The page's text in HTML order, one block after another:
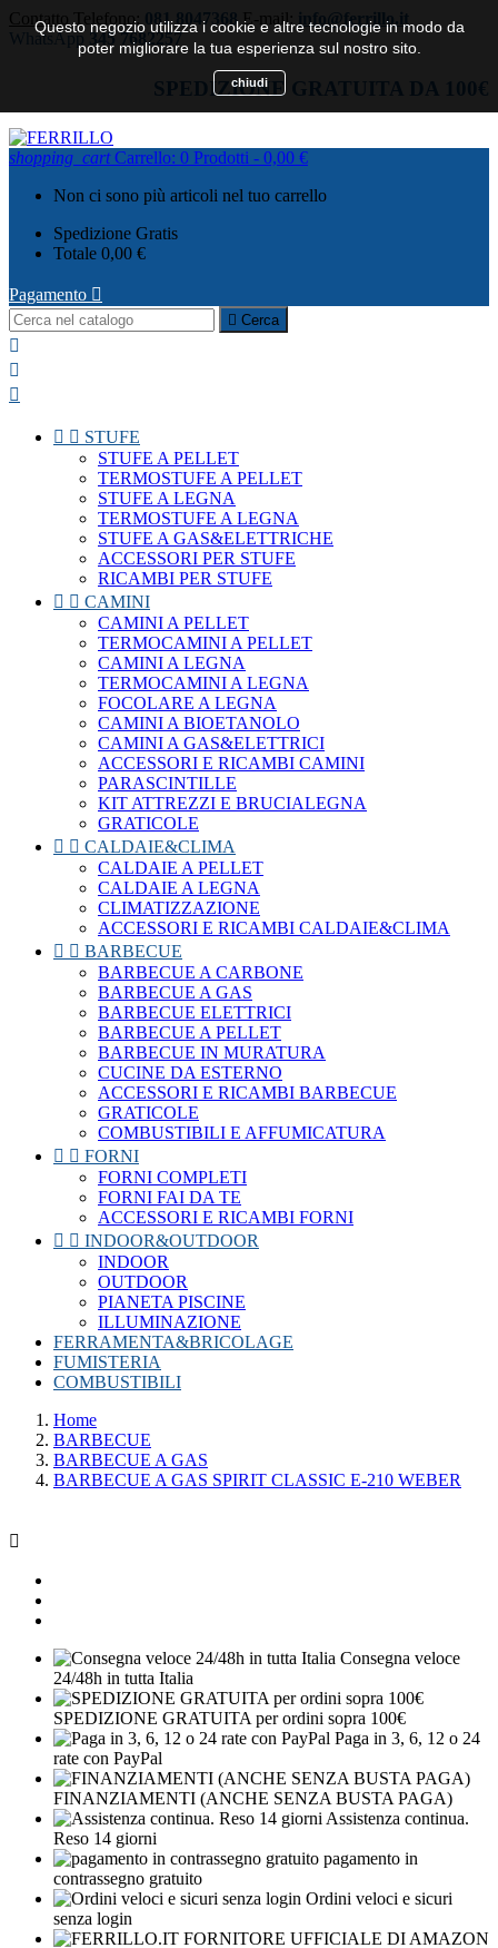
Contatto Telefono: 081 8047368 E-mail: info@ferrillo.it
WhatsApp 345 7682257
SPEDIZIONE GRATUITA DA 100€
shopping_cart Carrello: 0 Prodotti - 0,00 €
Non ci sono più articoli nel tuo carrello
Spedizione Gratis
Totale 0,00 €
Pagamento 
 Cerca



  STUFE
STUFE A PELLET
TERMOSTUFE A PELLET
STUFE A LEGNA
TERMOSTUFE A LEGNA
STUFE A GAS&ELETTRICHE
ACCESSORI PER STUFE
RICAMBI PER STUFE
  CAMINI
CAMINI A PELLET
TERMOCAMINI A PELLET
CAMINI A LEGNA
TERMOCAMINI A LEGNA
FOCOLARE A LEGNA
CAMINI A BIOETANOLO
CAMINI A GAS&ELETTRICI
ACCESSORI E RICAMBI CAMINI
PARASCINTILLE
KIT ATTREZZI E BRUCIALEGNA
GRATICOLE
  CALDAIE&CLIMA
CALDAIE A PELLET
CALDAIE A LEGNA
CLIMATIZZAZIONE
ACCESSORI E RICAMBI CALDAIE&CLIMA
  BARBECUE
BARBECUE A CARBONE
BARBECUE A GAS
BARBECUE ELETTRICI
BARBECUE A PELLET
BARBECUE IN MURATURA
CUCINE DA ESTERNO
ACCESSORI E RICAMBI BARBECUE
GRATICOLE
COMBUSTIBILI E AFFUMICATURA
  FORNI
FORNI COMPLETI
FORNI FAI DA TE
ACCESSORI E RICAMBI FORNI
  INDOOR&OUTDOOR
INDOOR
OUTDOOR
PIANETA PISCINE
ILLUMINAZIONE
FERRAMENTA&BRICOLAGE
FUMISTERIA
COMBUSTIBILI
Home
BARBECUE
BARBECUE A GAS
BARBECUE A GAS SPIRIT CLASSIC E-210 WEBER

Consegna veloce
24/48h in tutta Italia
SPEDIZIONE GRATUITA per ordini sopra 100€
Paga in 3, 6, 12 o 24
rate con PayPal
FINANZIAMENTI (ANCHE SENZA BUSTA PAGA)
Assistenza continua.
Reso 14 giorni
pagamento in
contrassegno gratuito
Ordini veloci e sicuri
senza login
Questo negozio utilizza i cookie e altre tecnologie in modo da
poter migliorare la tua esperienza sul nostro sito.
chiudi